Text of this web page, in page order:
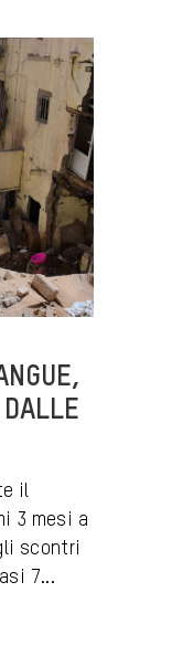
il
3 mesi a
scontri
7...